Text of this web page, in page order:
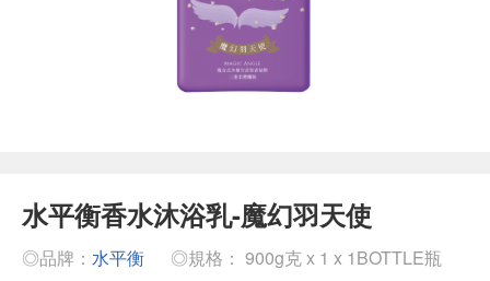
水平衡香水沐浴乳-魔幻羽天使
◎品牌： 水平衡
◎規格： 900g克 x 1 x 1BOTTLE瓶